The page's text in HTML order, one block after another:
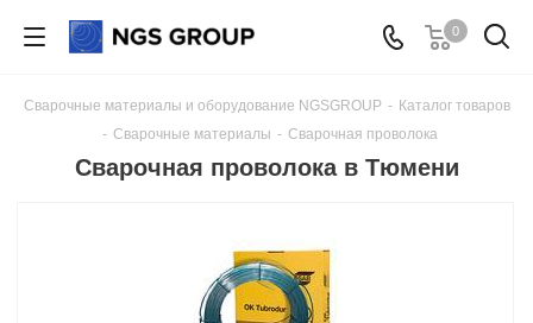
0
Сварочные материалы и оборудование NGSGROUP - Каталог товаров
- Сварочные материалы - Сварочная проволока
Сварочная проволока в Тюмени